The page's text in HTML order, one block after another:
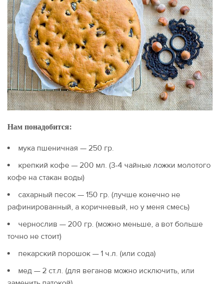
Нам понадобится:
мука пшеничная — 250 гр.
крепкий кофе — 200 мл. (3-4 чайные ложки молотого
кофе на стакан воды)
сахарный песок — 150 гр. (лучше конечно не
рафинированный, а коричневый, но у меня смесь)
чернослив — 200 гр. (можно меньше, а вот больше
точно не стоит)
пекарский порошок — 1 ч.л. (или сода)
мед — 2 ст.л. (для веганов можно исключить, или